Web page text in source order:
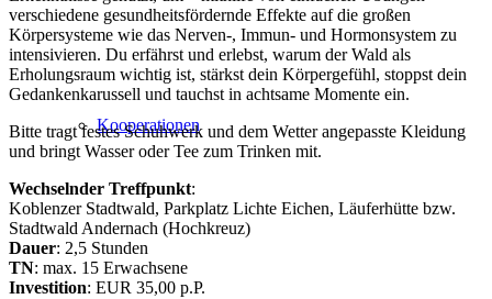
Kooperationen
verschiedene gesundheitsfördernde Effekte auf die großen
Körpersysteme wie das Nerven-, Immun- und Hormonsystem zu
intensivieren. Du erfährst und erlebst, warum der Wald als
Erholungsraum wichtig ist, stärkst dein Körpergefühl, stoppst dein
Gedankenkarussell und tauchst in achtsame Momente ein.
Bitte tragt festes Schuhwerk und dem Wetter angepasste Kleidung
und bringt Wasser oder Tee zum Trinken mit.
Wechselnder Treffpunkt:
Koblenzer Stadtwald, Parkplatz Lichte Eichen, Läuferhütte bzw.
Stadtwald Andernach (Hochkreuz)
Dauer: 2,5 Stunden
TN: max. 15 Erwachsene
Investition: EUR 35,00 p.P.